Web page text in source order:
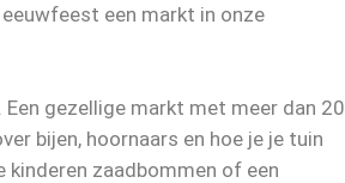
een markt in onze
gezellige markt met meer dan 20
bijen, hoornaars en hoe je je tuin
zaadbommen of een